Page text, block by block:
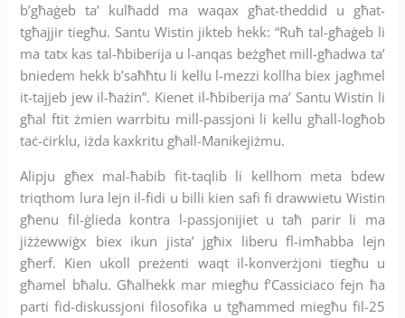
b’għaġeb ta’ kulħadd ma waqax għat-theddid u għat-
tgħajjir tiegħu. Santu Wistin jikteb hekk: “Ruħ tal-għaġeb li
ma tatx kas tal-ħbiberija u l-anqas beżgħet mill-għadwa ta’
bniedem hekk b’saħħtu li kellu l-mezzi kollha biex jagħmel
it-tajjeb jew il-ħażin”. Kienet il-ħbiberija ma’ Santu Wistin li
għal ftit żmien warrbitu mill-passjoni li kellu għall-logħob
taċ-ċirklu, iżda kaxkritu għall-Manikejiżmu.
Alipju għex mal-ħabib fit-taqlib li kellhom meta bdew
triqthom lura lejn il-fidi u billi kien safi fi drawwietu Wistin
għenu fil-ġlieda kontra l-passjonijiet u taħ parir li ma
jiżżewwiġx biex ikun jista’ jgħix liberu fl-imħabba lejn
għerf. Kien ukoll preżenti waqt il-konverżjoni tiegħu u
għamel bħalu. Għalhekk mar miegħu f’Cassiciaco fejn ħa
parti fid-diskussjoni filosofika u tgħammed miegħu fil-25